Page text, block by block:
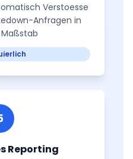
Verstoesse
Anfragen in
Reporting